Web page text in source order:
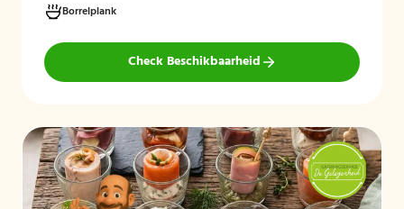
feestelijke mix van vegetarische lekkernijen die geschikt zijn voor
zowel vegetariërs als andere gasten.
Borrelplank
Check Beschikbaarheid